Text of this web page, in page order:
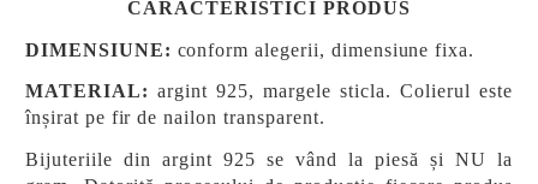
CARACTERISTICI PRODUS
DIMENSIUNE: conform alegerii, dimensiune fixa.
MATERIAL: argint 925, margele sticla.Colierul este
înșirat pe fir de nailon transparent.
Bijuteriile din argint 925 se vând la piesă și NU la